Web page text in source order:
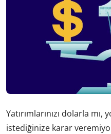
Yatırımlarınızı dolarla
istediğinize karar